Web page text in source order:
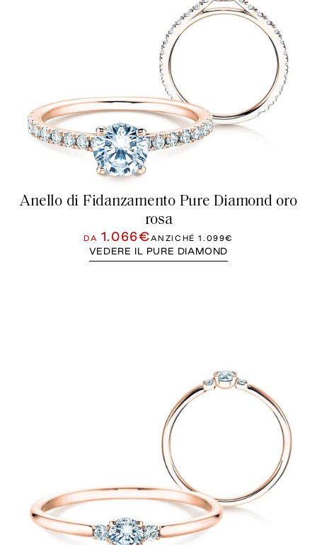
Anello di Fidanzamento Pure Diamond oro
rosa
DA 1.066€ANZICHÉ1.099€
VEDERE IL PURE DIAMOND